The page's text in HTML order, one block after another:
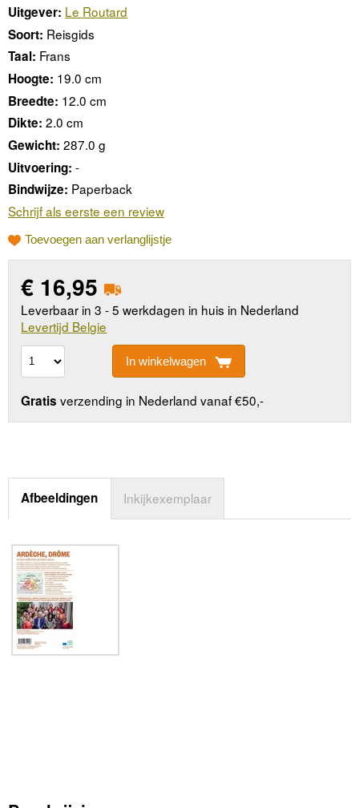
Uitgever: Le Routard
Soort: Reisgids
Taal: Frans
Hoogte: 19.0 cm
Breedte: 12.0 cm
Dikte: 2.0 cm
Gewicht: 287.0 g
Uitvoering: -
Bindwijze: Paperback
Schrijf als eerste een review
Toevoegen aan verlanglijstje
€ 16,95
Leverbaar in 3 - 5 werkdagen in huis in Nederland
Levertijd Belgie
In winkelwagen
Gratis verzending in Nederland vanaf €50,-
Afbeeldingen Inkijkexemplaar